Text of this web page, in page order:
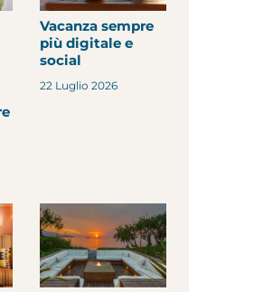
Vacanza sempre
più digitale e
social
22 Luglio 2026